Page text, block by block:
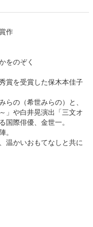
作
をのぞく
賞を受賞した保木本佳子
らの（希世みらの）と、
」や白井晃演出「三文オ
国際俳優、金世一。
。
温かいおもてなしと共に